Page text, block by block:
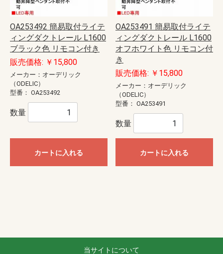
OA253492 簡易取付ライテ
ィングダクトレール L1600
ブラック色 リモコン付き
販売価格: ￥15,800
メーカー：オーデリック
（ODELIC）
型番： OA253492
数量
カートに入れる
OA253491 簡易取付ライテ
ィングダクトレール L1600
オフホワイト色 リモコン付
き
販売価格: ￥15,800
メーカー：オーデリック
（ODELIC）
型番： OA253491
数量
カートに入れる
当サイトについて